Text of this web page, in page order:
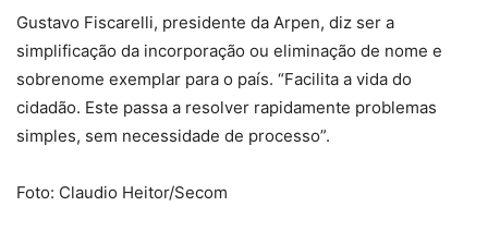
Gustavo Fiscarelli, presidente da Arpen, diz ser a
simplificação da incorporação ou eliminação de nome e
sobrenome exemplar para o país. “Facilita a vida do
cidadão. Este passa a resolver rapidamente problemas
simples, sem necessidade de processo”.
Foto: Claudio Heitor/Secom